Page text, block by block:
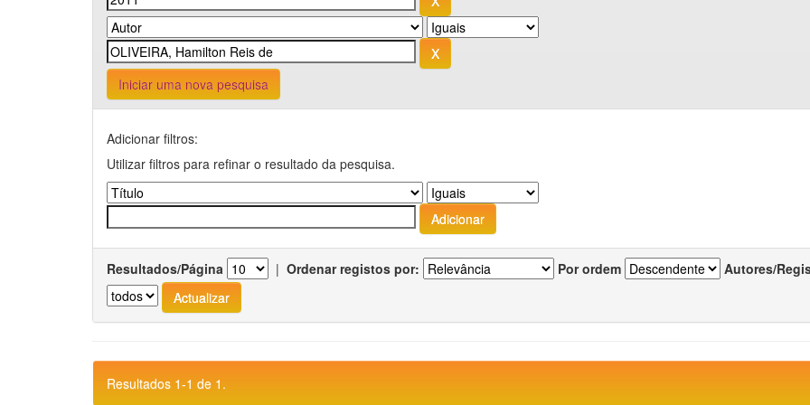
Iniciar uma nova pesquisa
Adicionar filtros:
Utilizar filtros para refinar o resultado da pesquisa.
Resultados/Página | Ordenar registos por: Por ordem Autores/
Resultados 1-1 de 1.